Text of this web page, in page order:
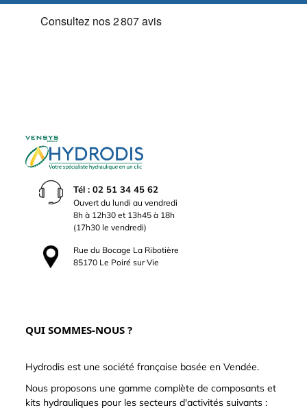
Tél : 02 51 34 45 62
Ouvert du lundi au vendredi
8h à 12h30 et 13h45 à 18h
(17h30 le vendredi)
Rue du Bocage La Ribotière
85170 Le Poiré sur Vie
QUI SOMMES-NOUS ?
Hydrodis est une société française basée en Vendée.
Nous proposons une gamme complète de composants et
kits hydrauliques pour les secteurs d'activités suivants :